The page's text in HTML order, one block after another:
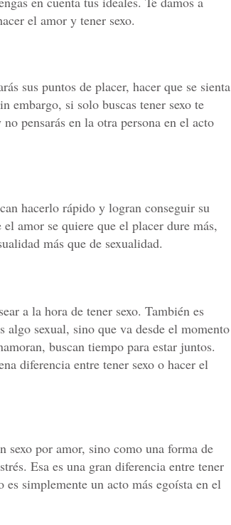
el amor y tener sexo.
sus puntos de placer, hacer que se sienta
embargo, si solo buscas tener sexo te
pensarás en la otra persona en el acto
hacerlo rápido y logran conseguir su
amor se quiere que el placer dure más,
más que de sexualidad.
a la hora de tener sexo. También es
sexual, sino que va desde el momento
buscan tiempo para estar juntos.
diferencia entre tener sexo o hacer el
sexo por amor, sino como una forma de
Esa es una gran diferencia entre tener
es simplemente un acto más egoísta en el